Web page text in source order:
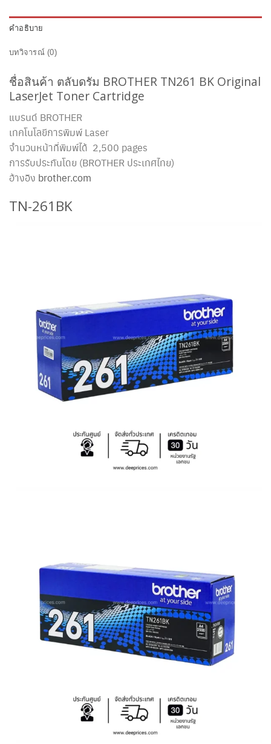
คำอธิบาย
บทวิจารณ์ (0)
ชื่อสินค้า ตลับดรัม BROTHER TN261 BK Original
LaserJet Toner Cartridge
แบรนด์ BROTHER
เทคโนโลยีการพิมพ์ Laser
จำนวนหน้าที่พิมพ์ได้ 2,500 pages
การรับประกันโดย (BROTHER ประเทศไทย)
อ้างอิง brother.com
TN-261BK